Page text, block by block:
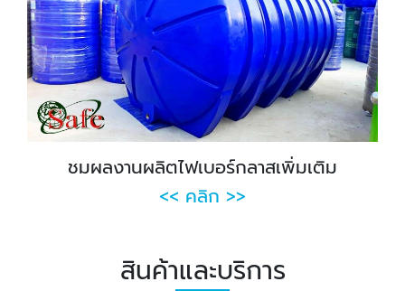
ชมผลงานผลิตไฟเบอร์กลาสเพิ่มเติม
<< คลิก >>
สินค้าและบริการ